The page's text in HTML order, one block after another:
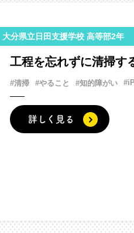
大分県立日田支援学校 高等部2年
工程を忘れずに清掃す
#清掃 #やること #知的障がい
詳しく見る